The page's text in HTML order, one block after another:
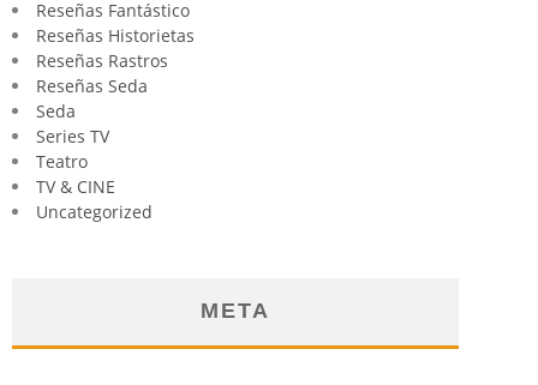
Reseñas Fantástico
Reseñas Historietas
Reseñas Rastros
Reseñas Seda
Seda
Series TV
Teatro
TV & CINE
Uncategorized
META